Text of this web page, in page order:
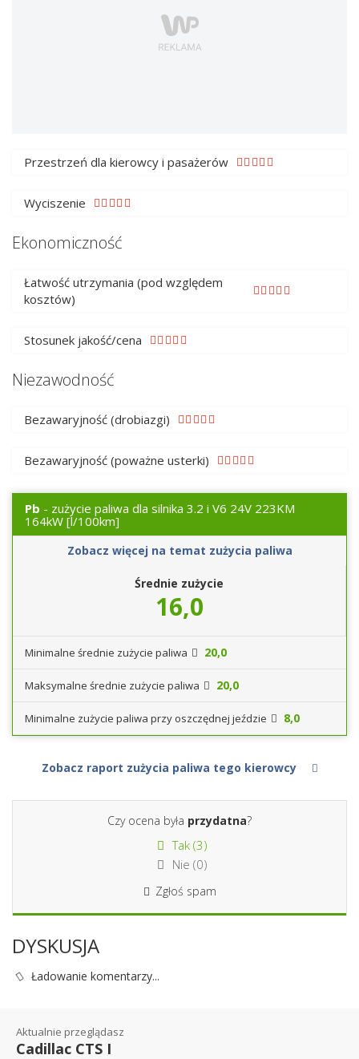
Przestrzeń dla kierowcy i pasażerów
Wyciszenie
Ekonomiczność
Łatwość utrzymania (pod względem
kosztów)
Stosunek jakość/cena
Niezawodność
Bezawaryjność (drobiazgi)
Bezawaryjność (poważne usterki)
Pb - zużycie paliwa dla silnika 3.2 i V6 24V 223KM
164kW [l/100km]
Średnie zużycie
16,0
Minimalne średnie zużycie paliwa 20,0
Maksymalne średnie zużycie paliwa 20,0
Minimalne zużycie paliwa przy oszczędnej jeździe 8,0
Zobacz więcej na temat zużycia paliwa
Zobacz raport zużycia paliwa tego kierowcy
Czy ocena była przydatna?
Tak (3)
Nie (0)
Zgłoś spam
DYSKUSJA
Ładowanie komentarzy...
Aktualnie przeglądasz
Cadillac CTS I